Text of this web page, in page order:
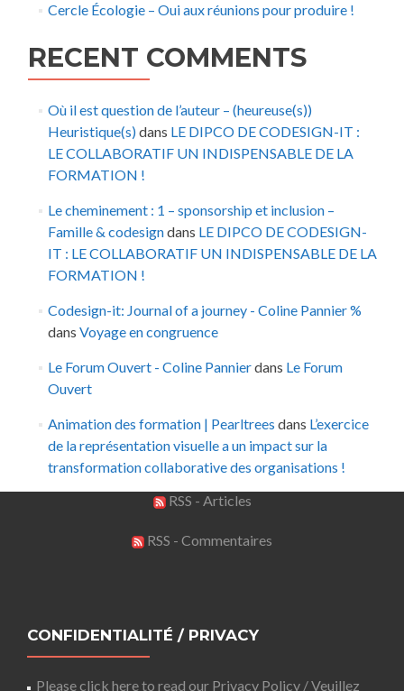
Cercle Écologie – Oui aux réunions pour produire !
RECENT COMMENTS
Où il est question de l’auteur – (heureuse(s))
Heuristique(s)dans LE DIPCO DE CODESIGN-IT :
LE COLLABORATIF UN INDISPENSABLE DE LA
FORMATION !
Le cheminement : 1 – sponsorship et inclusion –
Famille & codesigndans LE DIPCO DE CODESIGN-
IT : LE COLLABORATIF UN INDISPENSABLE DE LA
FORMATION !
Codesign-it: Journal of a journey - Coline Pannier %
dans Voyage en congruence
Le Forum Ouvert - Coline Pannierdans Le Forum
Ouvert
Animation des formation | Pearltrees dans L’exercice
de la représentation visuelle a un impact sur la
transformation collaborative des organisations !
RSS - Articles
RSS - Commentaires
CONFIDENTIALITÉ / PRIVACY
Please click here to read our Privacy Policy / Veuillez